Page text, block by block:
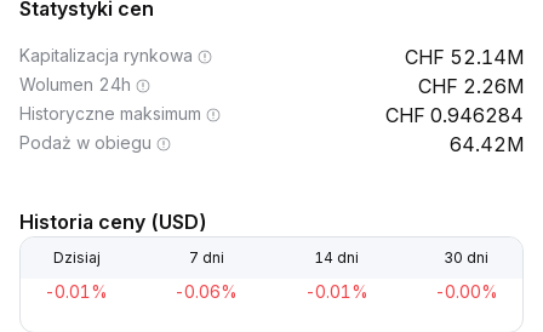
Statystyki cen
Kapitalizacja rynkowa 52.14M
Wolumen 24h 2.26M
Historyczne maksimum 0.946284
Podaż w obiegu 64.42M
Historia ceny (USD)
Dzisiaj 7 dni 14 dni 30 dni
-0.01% -0.06% -0.01% -0.00%